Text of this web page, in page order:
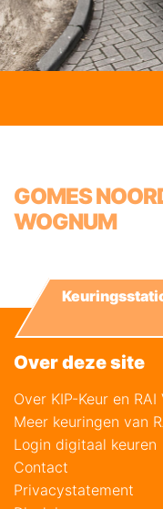
GOMES NOORD HOLLAND B.V.
WOGNUM
Over deze site
Over KIP-Keur en
Meer keuringen van
Login digitaal keuren
Contact
Privacystatement